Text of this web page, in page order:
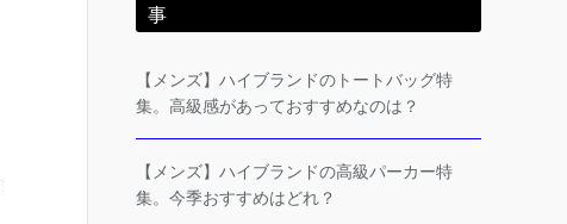
事
【メンズ】ハイブランドのトートバッグ特
集。高級感があっておすすめなのは？
【メンズ】ハイブランドの高級パーカー特
集。今季おすすめはどれ？